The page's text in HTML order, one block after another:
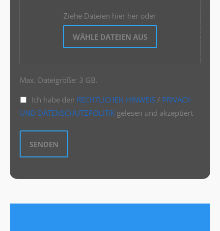
Ziehe Dateien hier her oder
WÄHLE DATEIEN AUS
Max. Dateigröße: 3 GB.
Ich habe den RECHTLICHEN HINWEIS / PRIVACY-
UND DATENSCHUTZPOLITIK gelesen und akzeptiert